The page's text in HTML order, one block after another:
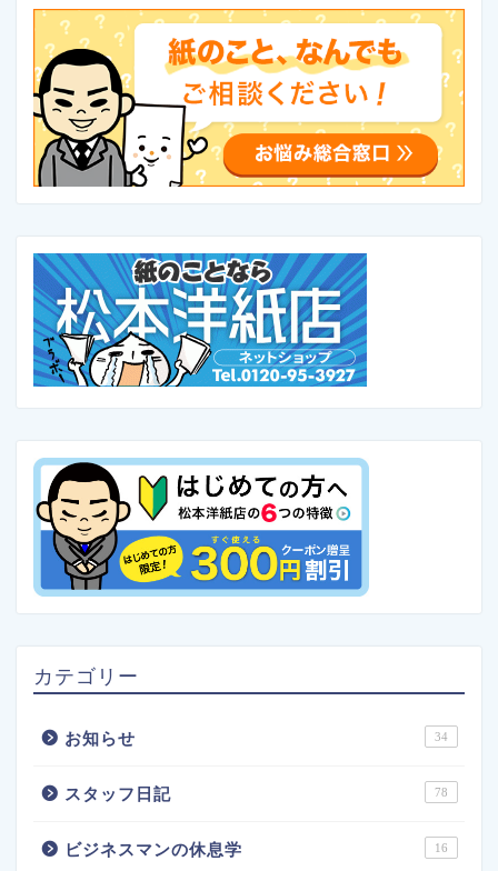
カテゴリー
お知らせ 34
スタッフ日記 78
ビジネスマンの休息学 16